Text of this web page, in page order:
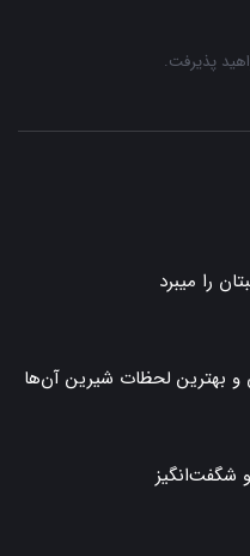
پذیرفت.